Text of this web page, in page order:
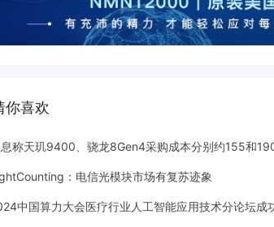
你喜欢
称天玑9400、骁龙8Gen4采购成本分别约155和
：电信光模块市场有复苏迹象
中国算力大会医疗行业人工智能应用技术分论坛成